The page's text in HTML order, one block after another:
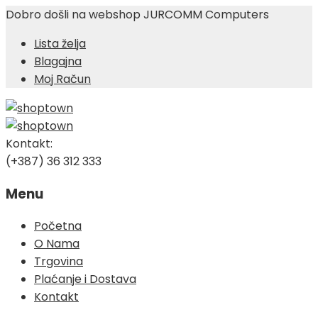
Dobro došli na webshop JURCOMM Computers
Lista želja
Blagajna
Moj Račun
Kontakt:
(+387) 36 312 333
Menu
Skip
content
Početna
O Nama
Trgovina
Plaćanje i Dostava
Kontakt